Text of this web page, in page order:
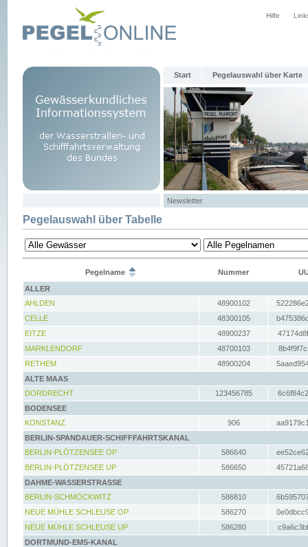
Hilfe
Start Pegelauswahl über Karte
Newsletter
Pegelauswahl über Tabelle
Pegelname Nummer
ALLER
AHLDEN
48900102
CELLE
48300105
EITZE
48900237
MARKLENDORF
48700103
RETHEM
48900204
ALTE MAAS
DORDRECHT
123456785
BODENSEE
KONSTANZ
906
BERLIN-SPANDAUER-SCHIFFFAHRTSKANAL
BERLIN-PLÖTZENSEE OP
586640
BERLIN-PLÖTZENSEE UP
586650
DAHME-WASSERSTRASSE
BERLIN-SCHMÖCKWITZ
586810
NEUE MÜHLE SCHLEUSE OP
586270
NEUE MÜHLE SCHLEUSE UP
586280
DORTMUND-EMS-KANAL